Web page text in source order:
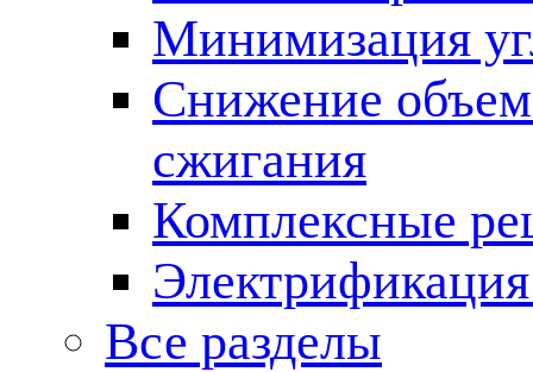
Минимизация
Снижение
сжигания
Комплексные
Все разделы